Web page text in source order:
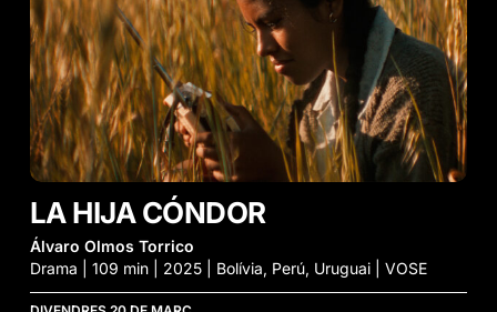
LA HIJA CÓNDOR
Álvaro Olmos Torrico
Drama | 109 min | 2025 | Bolívia, Perú, Uruguai | VOSE